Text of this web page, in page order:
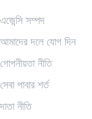
এজেন্সি সম্পদ
আমাদের দলে যোগ দিন
গোপনীয়তা নীতি
সেবা পাবার শর্ত
দাতা নীতি